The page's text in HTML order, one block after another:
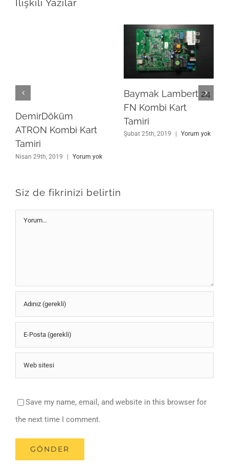
İlişkili Yazılar
DemirDöküm
ATRON Kombi Kart
Tamiri
Nisan 29th, 2019 | Yorum yok
Baymak Lambert 24
FN Kombi Kart
Tamiri
Şubat 25th, 2019 Yorum yok
Siz de fikrinizi belirtin
Yorum
Save my name, email, and website in this browser for
the next time I comment.